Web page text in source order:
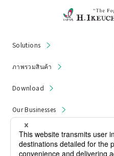
Solutions
ภาพรวมสินค้า
Download
Our Businesses
News & Notices
Privacy Policy